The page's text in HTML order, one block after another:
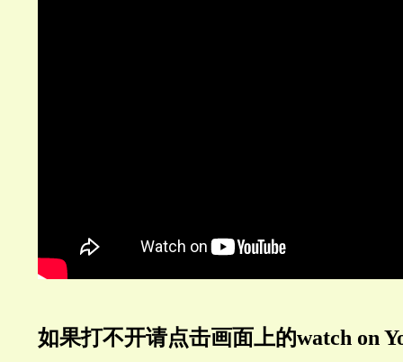
如果打不开请点击画面上的watch on